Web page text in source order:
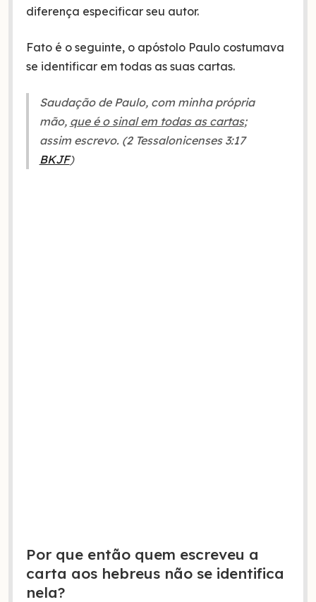
diferença especificar seu autor.
Fato é o seguinte, o apóstolo Paulo costumava
se identificar em todas as suas cartas.
Saudação de Paulo, com minha própria
mão, que é o sinal em todas as cartas;
assim escrevo. (2 Tessalonicenses 3:17
BKJF)
Por que então quem escreveu a
carta aos hebreus não se identifica
nela?